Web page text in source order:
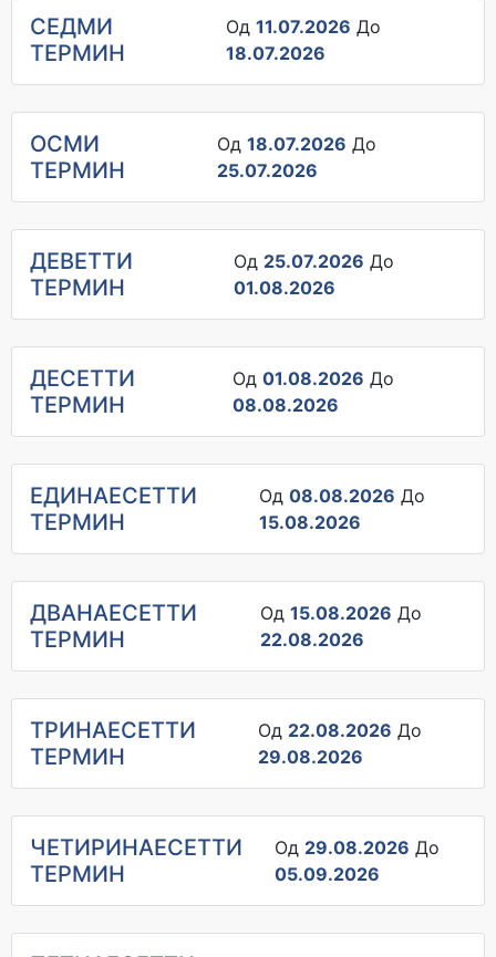
СЕДМИ
ТЕРМИН
Од11.07.2026 До
18.07.2026
ОСМИ
ТЕРМИН
Од 18.07.2026 До
25.07.2026
ДЕВЕТТИ
ТЕРМИН
Од 25.07.2026 До
01.08.2026
ДЕСЕТТИ
ТЕРМИН
Од 01.08.2026 До
08.08.2026
ЕДИНАЕСЕТТИ
ТЕРМИН
Од08.08.2026 До
15.08.2026
ДВАНАЕСЕТТИ
ТЕРМИН
Од 15.08.2026 До
22.08.2026
ТРИНАЕСЕТТИ
ТЕРМИН
Од 22.08.2026 До
29.08.2026
ЧЕТИРИНАЕСЕТТИ
ТЕРМИН
Од 29.08.2026 До
05.09.2026